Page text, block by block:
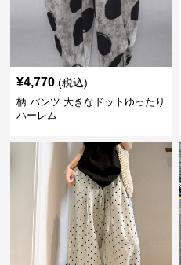
¥4,770 (税込)
柄 パンツ 大きなドットゆったり
ハーレム